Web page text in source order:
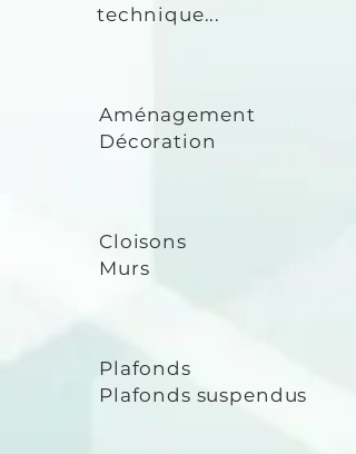
technique...
Aménagement
Décoration
Cloisons
Murs
Plafonds
Plafonds suspendus